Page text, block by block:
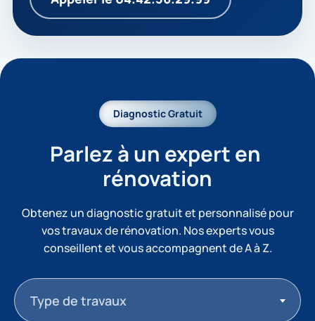
Diagnostic Gratuit
Parlez à un expert en
rénovation
Obtenez un diagnostic gratuit et personnalisé pour
vos travaux de rénovation. Nos experts vous
conseillent et vous accompagnent de A à Z.
Type de travaux